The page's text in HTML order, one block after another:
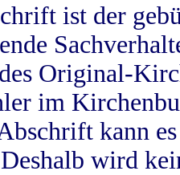
ist der
Original-
im
kann
wird